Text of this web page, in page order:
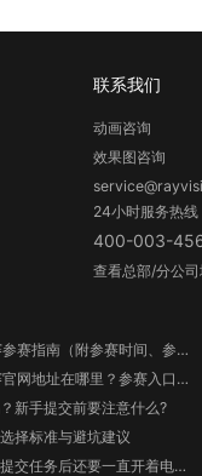
第13届世界渲染大赛参赛指南（附参赛时间、参赛要求、赛事奖励等）
第13届世界渲染大赛官网地址在哪里？参赛入口与信息整理
新手提交前要注意什么?
择标准与避坑建议
云渲染可以关机吗？提交任务后还要一直开着电脑吗？
联系我们
动画咨询
效果图咨询
24小时服务热线
400-003-
查看总部/分公司